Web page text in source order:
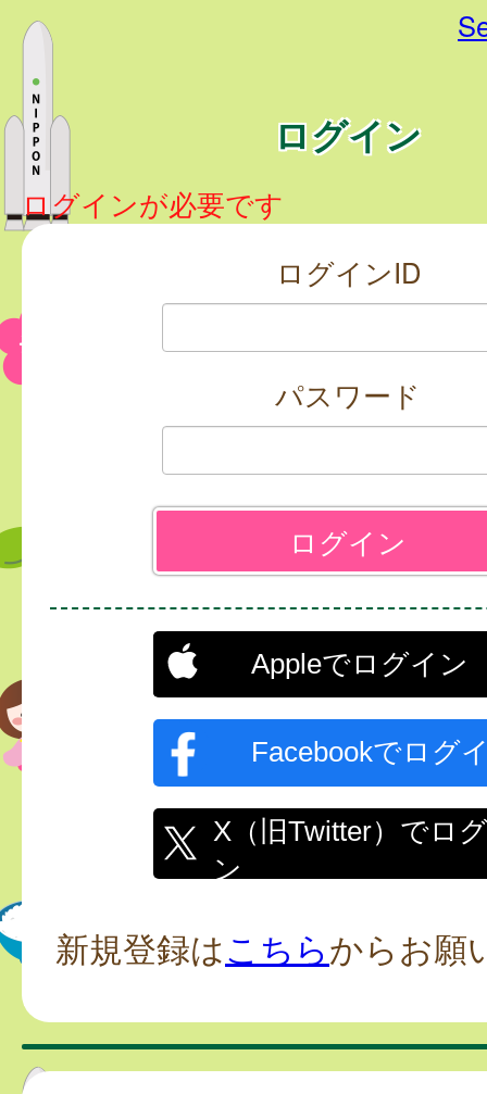
ログイン
ログインが必要です
ログインID
パスワード
Appleでログイン
Facebookでログ
X（旧Twitter）でロ
ン
新規登録はこちらからお願